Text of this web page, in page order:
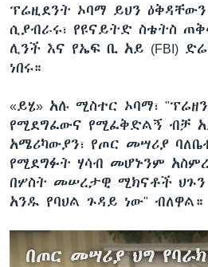
ፕሬዚደንት ኦባማ ይህን
ሲያብራሩ፣ የዩናይትድ ስቴትስ
ሊንች እና የኤፍ ቢ አይ (FBI)
ነበሩ።
«ይሄ» አሉ ሚስተር ኦባማ፣
የሚደግፈውና የሚፈቅድልኝ ብቻ
አሜሪካውያን፣ የጦር መሣሪያ
የሚደግፉት ሃሳብ መሆኑንም
በሦስት መሠረታዊ ሚክናቶች
አንዱ የባህል ጉዳይ ነው" ብለዋል።